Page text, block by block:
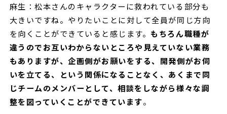
麻生：松本さんのキャラクターに救われている部分も
大きいですね。やりたいことに対して全員が同じ方向
を向くことができていると感じます。 もちろん職種が
違うのでお互いわからないところや見えていない業務
もありますが、企画側がお願いをする、開発側がお伺
いを立てる、という関係になることなく、あくまで同
じチームのメンバーとして、相談をしながら様々な調
整を図っていくことができています。